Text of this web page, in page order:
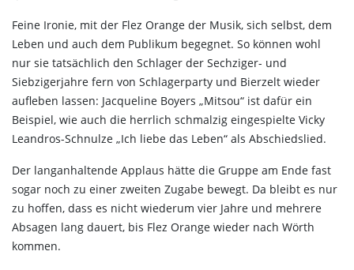
Feine Ironie, mit der Flez Orange der Musik, sich selbst, dem
Leben und auch dem Publikum begegnet. So können wohl
nur sie tatsächlich den Schlager der Sechziger- und
Siebzigerjahre fern von Schlagerparty und Bierzelt wieder
aufleben lassen: Jacqueline Boyers „Mitsou“ ist dafür ein
Beispiel, wie auch die herrlich schmalzig eingespielte Vicky
Leandros-Schnulze „Ich liebe das Leben“ als Abschiedslied.
Der langanhaltende Applaus hätte die Gruppe am Ende fast
sogar noch zu einer zweiten Zugabe bewegt. Da bleibt es nur
zu hoffen, dass es nicht wiederum vier Jahre und mehrere
Absagen lang dauert, bis Flez Orange wieder nach Wörth
kommen.